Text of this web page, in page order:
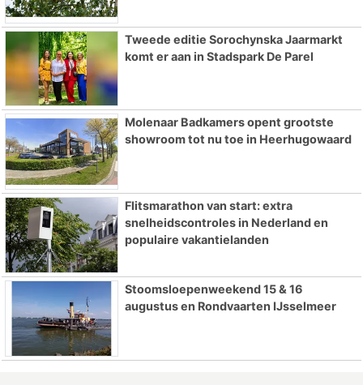
Tweede editie Sorochynska Jaarmarkt
komt er aan in Stadspark De Parel
Molenaar Badkamers opent grootste
showroom tot nu toe in Heerhugowaard
Flitsmarathon van start: extra
snelheidscontroles in Nederland en
populaire vakantielanden
Stoomsloepenweekend 15 & 16
augustus en Rondvaarten IJsselmeer